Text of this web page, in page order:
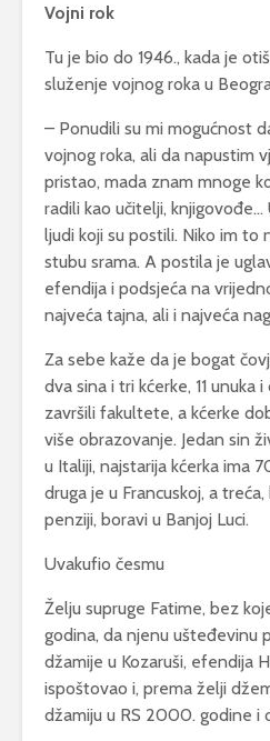
Vojni rok
Tu je bio do 1946., kada je
služenje vojnog roka u
– Ponudili su mi mogućnost
vojnog roka, ali da napustim
pristao, mada znam mnoge
radili kao učitelji,
ljudi koji su postili. Niko im to
stubu srama. A postila je
efendija i podsjeća na
najveća tajna, ali i najveća
Za sebe kaže da je bogat
dva sina i tri kćerke, 11 unuka
završili fakultete, a kćerke
više obrazovanje. Jedan sin
u Italiji, najstarija kćerka ima
druga je u Francuskoj, a
penziji, boravi u Banjoj Luci.
Uvakufio česmu
Želju supruge Fatime, bez
godina, da njenu ušteđevinu
džamije u Kozaruši, efendija
ispoštovao i, prema želji
džamiju u RS 2000. godine i